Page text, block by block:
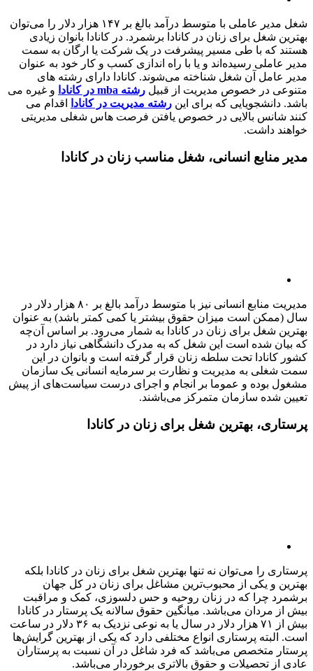
شغل مدیر عاملی با متوسط درآمد بالغ بر ۱۴۷ هزار دلار را می‌توان
بهترین شغل برای زنان در کانادا برشمرد. در کانادا بانوان زیادی
هستند که با طی مسیر پیشرفت در یک شرکت یا ارگان به سمت
مدیر عاملی رسیده‌اند و یا با راه اندازی کسب و کار خود به عنوان
مدیر عامل آن شغل شناخته می‌شوند. کانادا دارای رشته های
متنوعی در خصوص مدیریت از قبیل رشته mba در کانادا
و غیره می
باشد. دانشجویایی که برای این رشته مدیریت در کانادا
اقدام می
کنند شانس بالایی در خصوص یافتن فرصت هاس شغلی مدیریتی
خواهند داشت.
مدیر منابع انسانی، شغل مناسب زنان در کانادا
مدیریت منابع انسانی نیز با متوسط درآمد بالغ بر ۸۰ هزار دلار در
سال (ممکن است میزان حقوق بیشتر یا کمی کمتر باشد) به عنوان
بهترین شغل برای زنان در کانادا به شمار می‌رود. بر اساس آن‌چه
که بیان شده است این شغل که به مدرک دانشگاهی نیاز دارد در
کشور کانادا تحت سلطه زنان قرار گرفته است و بانوان در این
سمت شغلی به مدیریت و نظارت بر سرمایه انسانی یک سازمان
مشغول بوده و عموما بر انجام و اجرای درست سیاست‌های از پیش
تعیین شده سازمان متمرکز می‌باشند.
پرستاری، بهترین شغل برای زنان در کانادا
پرستاری را می‌توان نه تنها بهترین شغل برای زنان در کانادا بلکه
بهترین و یکی از محبوب‌ترین مشاغل برای زنان در کل جهان
برشمرد چرا که در زنان روحیه و حس دلسوزی، کمک و مراقبت
بیش از مردان می‌باشد. میانگین حقوق سالانه یک پرستار در کانادا
بیش از ۷۱ هزار دلار در سال یا به نوعی نزدیک به ۳۶ دلار در ساعت
است. البته پرستاری انواع مختلفی دارد که یکی از بهترین گرایش‌ها
پرستار متخصص می‌باشد که فرد شاغل در آن نسبت به پرستاران
عادی از تحصیلات و حقوق بالاتری برخوردار می‌باشد.